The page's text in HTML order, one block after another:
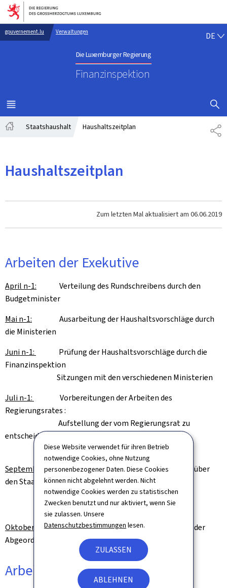
Diese Website verwendet für ihren Betrieb
notwendige Cookies, ohne Nutzung
personenbezogener Daten. Diese Cookies
können nicht abgelehnt werden. Nicht
notwendige Cookies werden zu statistischen
Zwecken benutzt und nur aktiviert, wenn Sie
sie zulassen. Unsere
Datenschutzbestimmungen lesen.
ZULASSEN
ABLEHNEN
Zur Hauptnavigation
Zum Inhalt
gouvernement.lu Verwaltungen
Die Luxemburger Regierung
Finanzinspektion
DE
MENÜ
HAUPT-
Staatshaushalt Haushaltszeitplan
Haushaltszeitplan
Zum letzten Mal aktualisiert am 06.06.2019
Arbeiten der Exekutive
April n-1: Verteilung des Rundschreibens durch den
Budgetminister
Mai n-1: Ausarbeitung der Haushaltsvorschläge durch
die Ministerien
Juni n-1:
Prüfung der Haushaltsvorschläge durch die
Finanzinspektion
Sitzungen mit den verschiedenen Ministerien
Juli n-1:
Vorbereitungen der Arbeiten des
Regierungsrates :
Aufstellung der vom Regierungsrat zu
entscheidenden Fragen
Interministerielle Sitzungen
September n-1:Fertigstellung der Gesetzesentwürfe über
den Staatshaushalt und über den
mehrjährigen Finanzrahmen:
Sitzung des Regierungsrates
Oktober n-1:Einreichung der Gesetzesentwürfe in der
Abgeordnetenkammer
Arbeiten der Legislative